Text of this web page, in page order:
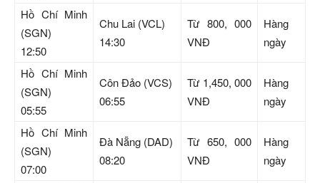
Hồ Chí Minh
(SGN)
12:50
Chu Lai (VCL)
14:30
Từ 800, 000
VNĐ
Hàng
ngày
Hồ Chí Minh
(SGN)
05:55
Côn Đảo (VCS)
06:55
Từ 1,450, 000
VNĐ
Hàng
ngày
Hồ Chí Minh
(SGN)
07:00
Đà Nẵng (DAD)
08:20
Từ 650, 000
VNĐ
Hàng
ngày